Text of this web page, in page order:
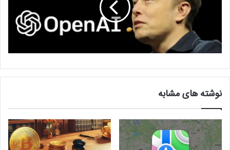
فناوری کسب و کار مطالب موبایل
نوشته های مشابه